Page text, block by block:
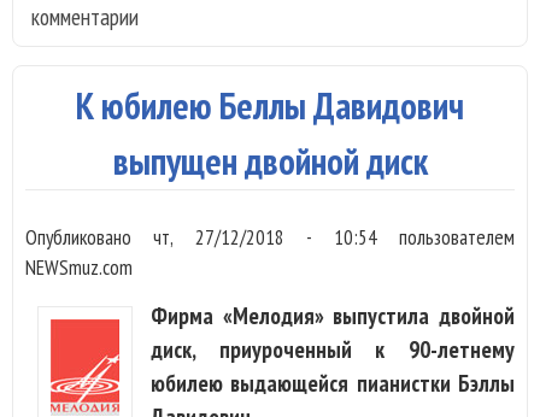
комментарии
К юбилею Беллы Давидович
выпущен двойной диск
Опубликованочт, 27/12/2018 - 10:54пользователем
NEWSmuz.com
Фирма «Мелодия» выпустила двойной
диск, приуроченный к 90-летнему
юбилею выдающейся пианистки Бэллы